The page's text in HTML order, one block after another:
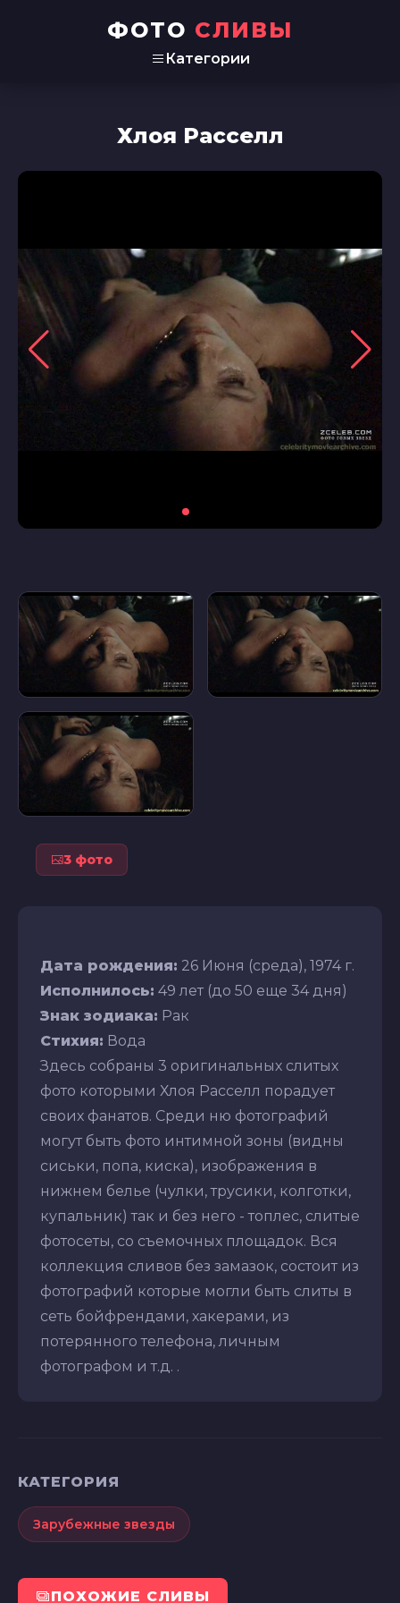
ФОТО СЛИВЫ
Категории
Хлоя Расселл
3 фото
Дата рождения: 26 Июня (среда), 1974 г.
Исполнилось: 49 лет (до 50 еще 34 дня)
Знак зодиака: Рак
Стихия: Вода
Здесь собраны 3 оригинальных слитых
фото которыми Хлоя Расселл порадует
своих фанатов. Среди ню фотографий
могут быть фото интимной зоны (видны
сиськи, попа, киска), изображения в
нижнем белье (чулки, трусики, колготки,
купальник) так и без него - топлес, слитые
фотосеты, со съемочных площадок. Вся
коллекция сливов без замазок, состоит из
фотографий которые могли быть слиты в
сеть бойфрендами, хакерами, из
потерянного телефона, личным
фотографом и т.д. .
КАТЕГОРИЯ
Зарубежные звезды
ПОХОЖИЕ СЛИВЫ